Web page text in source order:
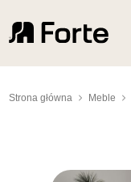
Strona główna Meble